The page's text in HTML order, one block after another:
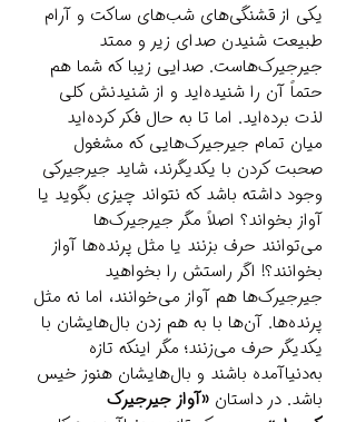
یکی از قشنگی‌های شب‌های ساکت و آرام
طبیعت شنیدن صدای زیر و ممتد
جیرجیرک‌هاست. صدایی زیبا که شما هم
حتماً آن را شنیده‌اید و از شنیدنش کلی
لذت برده‌اید. اما تا به حال فکر کرده‌اید
میان تمام جیرجیرک‌هایی که مشغول
صحبت کردن با یکدیگرند، شاید جیرجیرکی
وجود داشته باشد که نتواند چیزی بگوید یا
آواز بخواند؟ اصلاً مگر جیرجیرک‌ها
می‌توانند حرف بزنند یا مثل پرنده‌ها آواز
بخوانند؟! اگر راستش را بخواهید
جیرجیرک‌ها هم آواز می‌خوانند، اما نه مثل
پرنده‌ها. آن‌ها با به هم زدن بال‌هایشان با
یکدیگر حرف می‌زنند؛ مگر اینکه تازه
به‌دنیاآمده باشند و بال‌هایشان هنوز خیس
باشد. در داستان «آواز جیرجیرک